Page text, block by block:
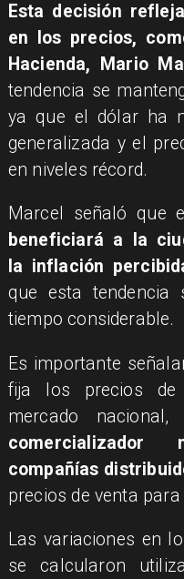
Esta decisión
en los precios,
Hacienda, Mario
tendencia se
ya que el dólar ha
generalizada y el
en niveles récord.
Marcel señaló que
beneficiará a la
la inflación
que esta tendencia
tiempo considerable.
Es importante
fija los precios de
mercado nacional,
compañías
precios de venta
Las variaciones en
se calcularon